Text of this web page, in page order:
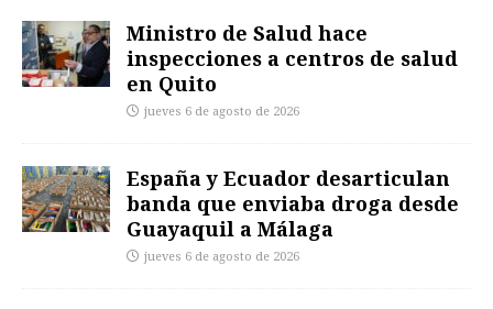
Ministro de Salud hace
inspecciones a centros de salud
en Quito
jueves 6 de agosto de 2026
España y Ecuador desarticulan
banda que enviaba droga desde
Guayaquil a Málaga
jueves 6 de agosto de 2026